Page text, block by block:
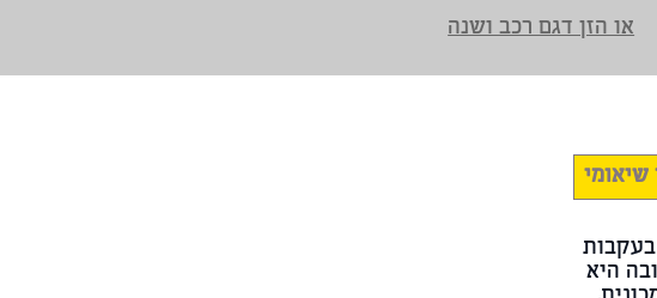
או הזן דגם רכב ושנה
בעקבות
היא